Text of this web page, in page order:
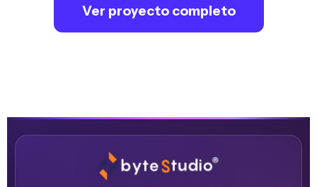
Ver proyecto completo